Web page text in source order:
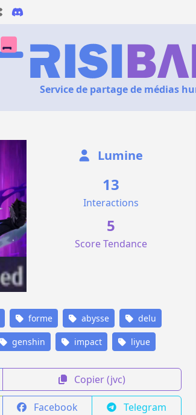
Service de partage de médias
Lumine
13
Interactions
5
Score Tendance
forme abysse delu
genshin impact liyue
Copier (jvc)
Facebook Telegram